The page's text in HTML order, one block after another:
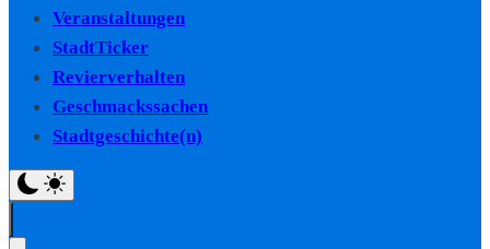
Veranstaltungen
StadtTicker
Revierverhalten
Geschmackssachen
Stadtgeschichte(n)